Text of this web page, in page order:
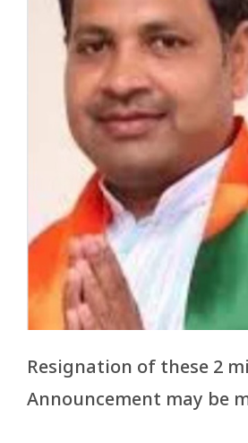
Resignation of these 2
Announcement may be